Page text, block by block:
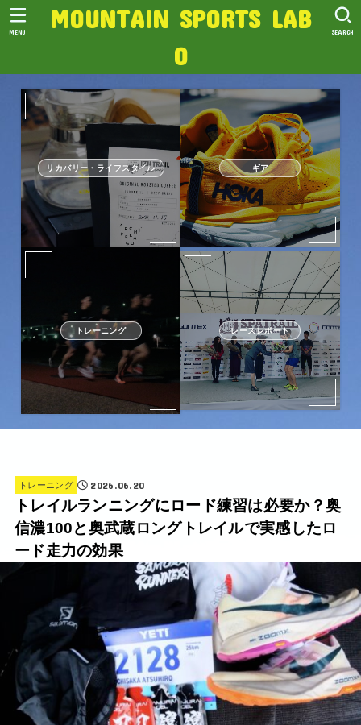
MOUNTAIN SPORTS LAB
O
SEARCH
MENU
リカバリー・ライフスタイル ギア
トレーニング レースレポート
トレーニング 2026.06.20
トレイルランニングにロード練習は必要か？奥
信濃100と奥武蔵ロングトレイルで実感したロ
ード走力の効果